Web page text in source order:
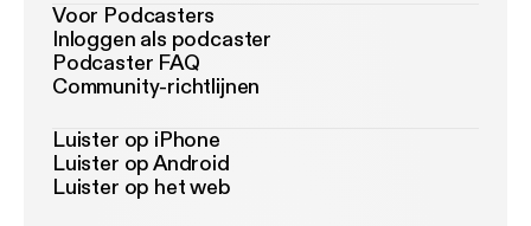
Voor Podcasters
Inloggen als podcaster
Podcaster FAQ
Community-richtlijnen
Luister op iPhone
Luister op Android
Luister op het web